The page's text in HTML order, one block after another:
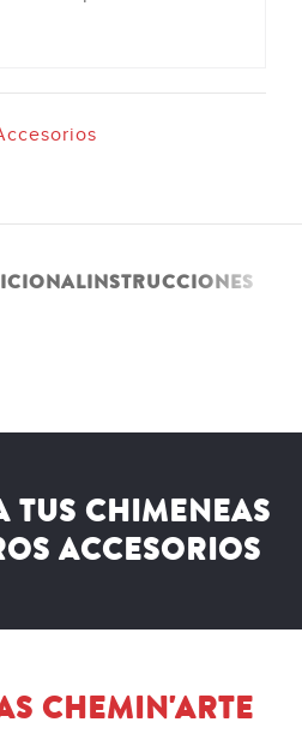
INSTRUCCIONES
TUS CHIMENEAS
ACCESORIOS
CHEMIN'ARTE